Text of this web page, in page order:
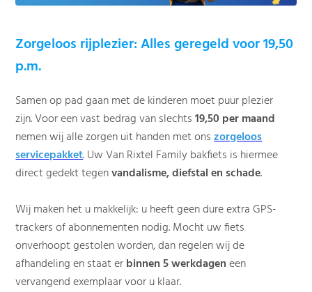
Zorgeloos rijplezier: Alles geregeld voor 19,50
p.m.
Samen op pad gaan met de kinderen moet puur plezier
zijn. Voor een vast bedrag van slechts19,50 per maand
nemen wij alle zorgen uit handen met onszorgeloos
servicepakket. Uw Van Rixtel Family bakfiets is hiermee
direct gedekt tegenvandalisme, diefstal en schade.
Wij maken het u makkelijk: u heeft geen dure extra GPS-
trackers of abonnementen nodig. Mocht uw fiets
onverhoopt gestolen worden, dan regelen wij de
afhandeling en staat erbinnen 5 werkdageneen
vervangend exemplaar voor u klaar.